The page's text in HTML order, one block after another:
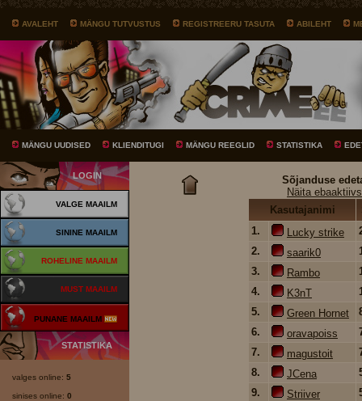
AVALEHT MÄNGU TUTVUSTUS REGISTREERU TASUTA ABILEHT
MÄNGU UUDISED KLIENDITUGI MÄNGU REEGLID STATISTIKA
LOGIN
VALGE MAAILM
SININE MAAILM
ROHELINE MAAILM
MUST MAAILM
PUNANE MAAILM
STATISTIKA
valges online: 5
sinises online: 0
Sõjanduse
Näita
Kasutajanimi
1.
Lucky strike
2.
saarik0
3.
Rambo
4.
K3nT
5.
Green Hornet
6.
oravapoiss
7.
magustoit
8.
JCena
9.
Striiver